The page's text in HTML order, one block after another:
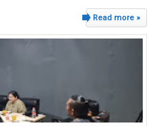
Read more »